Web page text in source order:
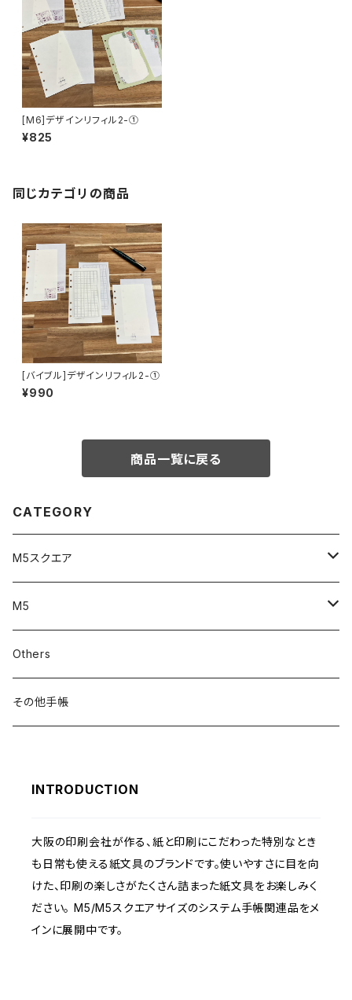
[M6]デザインリフィル2-①
¥825
同じカテゴリの商品
[バイブル]デザインリフィル2-①
¥990
商品一覧に戻る
CATEGORY
M5スクエア
リフィル
バインダー
インデックス
M5
リフィル
バインダー
オプションアイテム
Others
その他手帳
INTRODUCTION
大阪の印刷会社が作る、紙と印刷にこだわった特別なとき
も日常も使える紙文具のブランドです。使いやすさに目を向
けた、印刷の楽しさがたくさん詰まった紙文具をお楽しみく
ださい。 M5/M5スクエアサイズのシステム手帳関連品をメ
インに展開中です。